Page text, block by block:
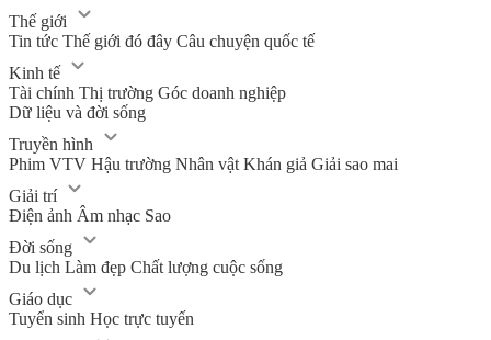
Thế giới
Tin tức Thế giới đó đây Câu chuyện quốc tế
Kinh tế
Tài chính Thị trường Góc doanh nghiệp
Dữ liệu và đời sống
Truyền hình
Phim VTV Hậu trường Nhân vật Khán giả Giải sao mai
Giải trí
Điện ảnh Âm nhạc Sao
Đời sống
Du lịch Làm đẹp Chất lượng cuộc sống
Giáo dục
Tuyển sinh Học trực tuyến